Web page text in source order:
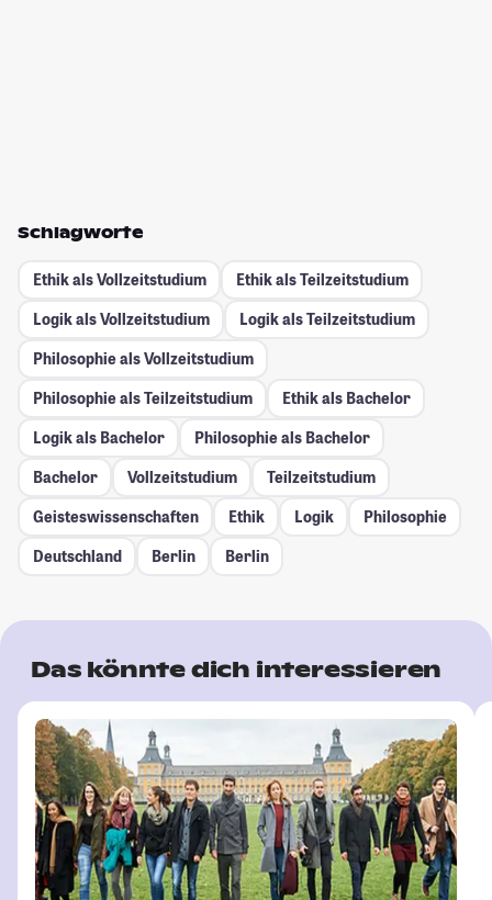
Schlagworte
Ethik als Vollzeitstudium
Ethik als Teilzeitstudium
Logik als Vollzeitstudium
Logik als Teilzeitstudium
Philosophie als Vollzeitstudium
Philosophie als Teilzeitstudium
Ethik als Bachelor
Logik als Bachelor
Philosophie als Bachelor
Bachelor
Vollzeitstudium
Teilzeitstudium
Geisteswissenschaften
Ethik Logik
Philosophie
Deutschland
Berlin Berlin
Das könnte dich interessieren